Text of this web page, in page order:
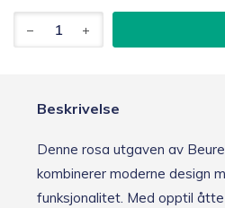
HK
77
varmepute,
Beskrivelse
Denne rosa utgaven av
kombinerer moderne design
funksjonalitet. Med opptil